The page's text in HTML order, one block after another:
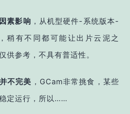
素影响 ，从机型硬件-系统版本-
稍有不同都可能让出片云泥之
供参考，不具有普适性。
不完美 ，GCam非常挑食，某些
定运行，所以……